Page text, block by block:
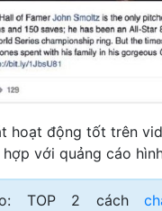
hoạt động tốt trên
hợp với quảng cáo
TOP 2 cách